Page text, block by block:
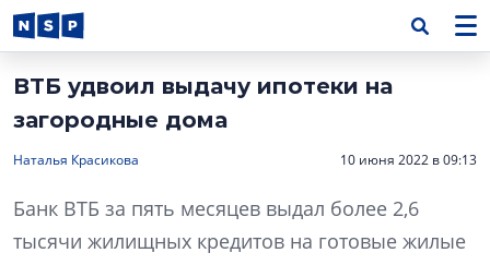
ВТБ удвоил выдачу ипотеки на
загородные дома
Наталья Красикова 10 июня 2022 в 09:13
Банк ВТБ за пять месяцев выдал более 2,6
тысячи жилищных кредитов на готовые жилые